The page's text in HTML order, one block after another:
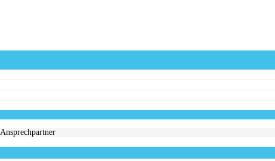
Ansprechpartner